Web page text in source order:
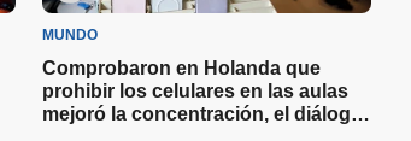
MUNDO
Comprobaron en Holanda que
prohibir los celulares en las aulas
mejoró la concentración, el diálogo